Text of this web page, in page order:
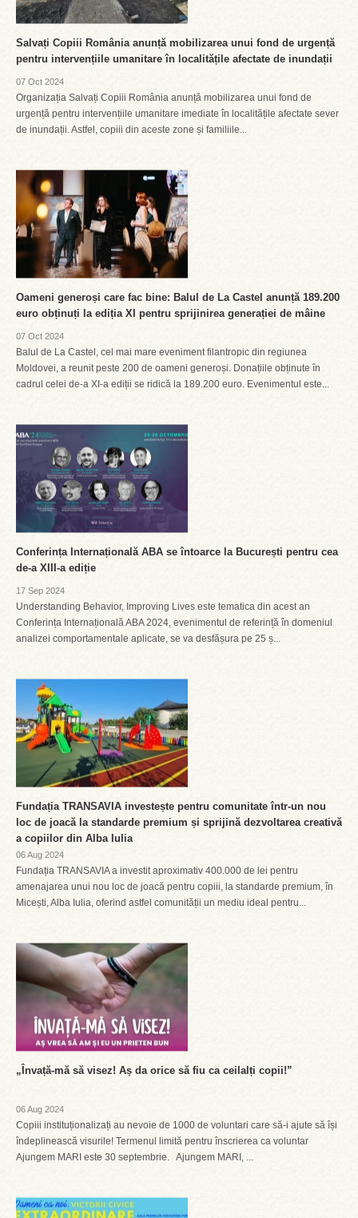
Salvați Copiii România anunță mobilizarea unui fond de urgență
pentru intervențiile umanitare în localitățile afectate de inundații
07 Oct 2024
Organizația Salvați Copiii România anunță mobilizarea unui fond de
urgență pentru intervențiile umanitare imediate în localitățile afectate sever
de inundații. Astfel, copiii din aceste zone și familiile...
Oameni generoși care fac bine: Balul de La Castel anunță 189.200
euro obținuți la ediția XI pentru sprijinirea generației de mâine
07 Oct 2024
Balul de La Castel, cel mai mare eveniment filantropic din regiunea
Moldovei, a reunit peste 200 de oameni generoși. Donațiile obținute în
cadrul celei de-a XI-a ediții se ridică la 189.200 euro. Evenimentul este...
Conferința Internațională ABA se întoarce la București pentru cea
de-a XIII-a ediție
17 Sep 2024
Understanding Behavior, Improving Lives este tematica din acest an
Conferința Internațională ABA 2024, evenimentul de referință în domeniul
analizei comportamentale aplicate, se va desfășura pe 25 ș...
Fundația TRANSAVIA investește pentru comunitate într-un nou
loc de joacă la standarde premium și sprijină dezvoltarea creativă
a copiilor din Alba Iulia
06 Aug 2024
Fundația TRANSAVIA a investit aproximativ 400.000 de lei pentru
amenajarea unui nou loc de joacă pentru copiii, la standarde premium, în
Micești, Alba Iulia, oferind astfel comunității un mediu ideal pentru...
„Învață-mă să visez! Aș da orice să fiu ca ceilalți copii!”
06 Aug 2024
Copiii instituționalizați au nevoie de 1000 de voluntari care să-i ajute să își
îndeplinească visurile! Termenul limită pentru înscrierea ca voluntar
Ajungem MARI este 30 septembrie. Ajungem MARI, ...